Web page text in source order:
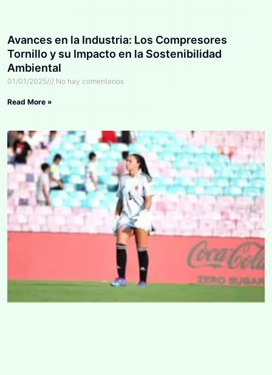
Avances en la Industria: Los Compresores
Tornillo y su Impacto en la Sostenibilidad
Ambiental
01/01/2025 No hay comentarios
Read More »